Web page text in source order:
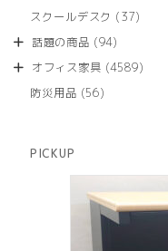
スクールデスク 3737
商
話題の商品 9494
の
オフィス家具 45894589
防災用品 5656
PICKUP